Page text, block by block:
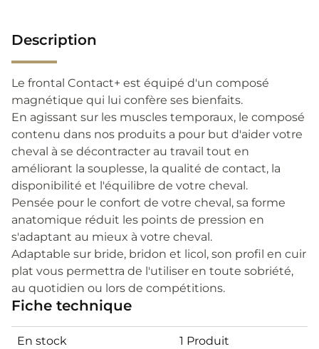
Description
Le frontal Contact+ est équipé d'un composé
magnétique qui lui confère ses bienfaits.
En agissant sur les muscles temporaux, le composé
contenu dans nos produits a pour but d'aider votre
cheval à se décontracter au travail tout en
améliorant la souplesse, la qualité de contact, la
disponibilité et l'équilibre de votre cheval.
Pensée pour le confort de votre cheval, sa forme
anatomique réduit les points de pression en
s'adaptant au mieux à votre cheval.
Adaptable sur bride, bridon et licol, son profil en cuir
plat vous permettra de l'utiliser en toute sobriété,
au quotidien ou lors de compétitions.
Fiche technique
En stock 1 Produit